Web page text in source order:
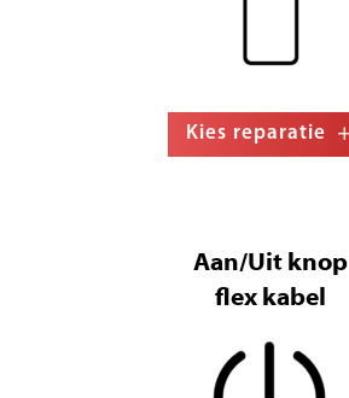
Kies reparatie
Aan/Uit knop
flex kabel